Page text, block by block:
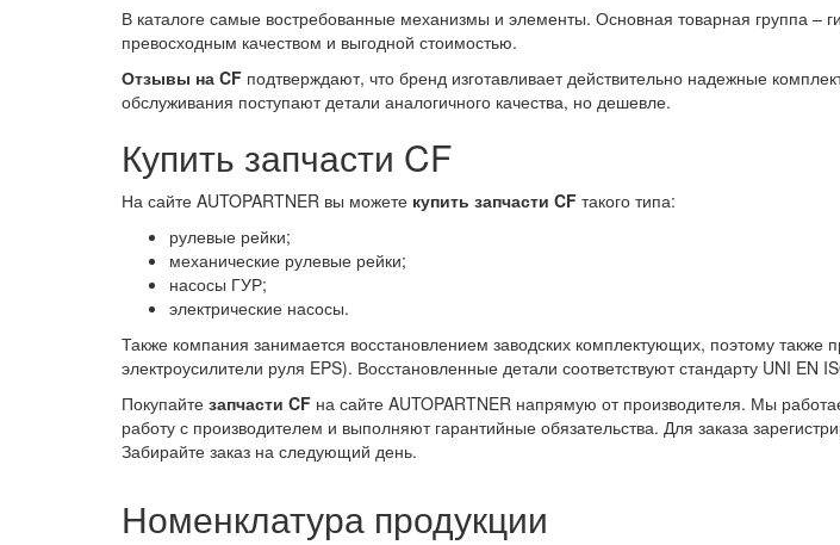
В каталоге самые востребованные механизмы и элементы. Основная товарная группа –
превосходным качеством и выгодной стоимостью.
Отзывы на CF подтверждают, что бренд изготавливает действительно надежные
обслуживания поступают детали аналогичного качества, но дешевле.
Купить запчасти CF
На сайте AUTOPARTNER вы можете купить запчасти CF такого типа:
рулевые рейки;
механические рулевые рейки;
насосы ГУР;
электрические насосы.
Также компания занимается восстановлением заводских комплектующих, поэтому также
электроусилители руля EPS). Восстановленные детали соответствуют стандарту UNI EN
Покупайте запчасти CF на сайте AUTOPARTNER напрямую от производителя. Мы
работу с производителем и выполняют гарантийные обязательства. Для заказа
Забирайте заказ на следующий день.
Номенклатура продукции